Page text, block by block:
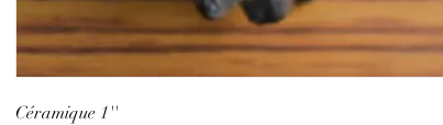
Céramique 1''